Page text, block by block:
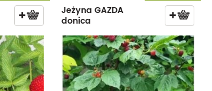
Jeżyna GAZDA
donica